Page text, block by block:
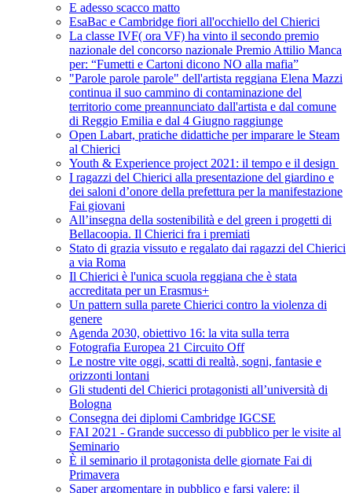
E adesso scacco matto
EsaBac e Cambridge fiori all'occhiello del Chierici
La classe IVF( ora VF) ha vinto il secondo premio
nazionale del concorso nazionale Premio Attilio Manca
per: “Fumetti e Cartoni dicono NO alla mafia”
"Parole parole parole" dell'artista reggiana Elena Mazzi
continua il suo cammino di contaminazione del
territorio come preannunciato dall'artista e dal comune
di Reggio Emilia e dal 4 Giugno raggiunge
Open Labart, pratiche didattiche per imparare le Steam
al Chierici
Youth & Experience project 2021: il tempo e il design
I ragazzi del Chierici alla presentazione del giardino e
dei saloni d’onore della prefettura per la manifestazione
Fai giovani
All’insegna della sostenibilità e del green i progetti di
Bellacoopia. Il Chierici fra i premiati
Stato di grazia vissuto e regalato dai ragazzi del Chierici
a via Roma
Il Chierici è l'unica scuola reggiana che è stata
accreditata per un Erasmus+
Un pattern sulla parete Chierici contro la violenza di
genere
Agenda 2030, obiettivo 16: la vita sulla terra
Fotografia Europea 21 Circuito Off
Le nostre vite oggi, scatti di realtà, sogni, fantasie e
orizzonti lontani
Gli studenti del Chierici protagonisti all’università di
Bologna
Consegna dei diplomi Cambridge IGCSE
FAI 2021 - Grande successo di pubblico per le visite al
Seminario
È il seminario il protagonista delle giornate Fai di
Primavera
Saper argomentare in pubblico e farsi valere: il